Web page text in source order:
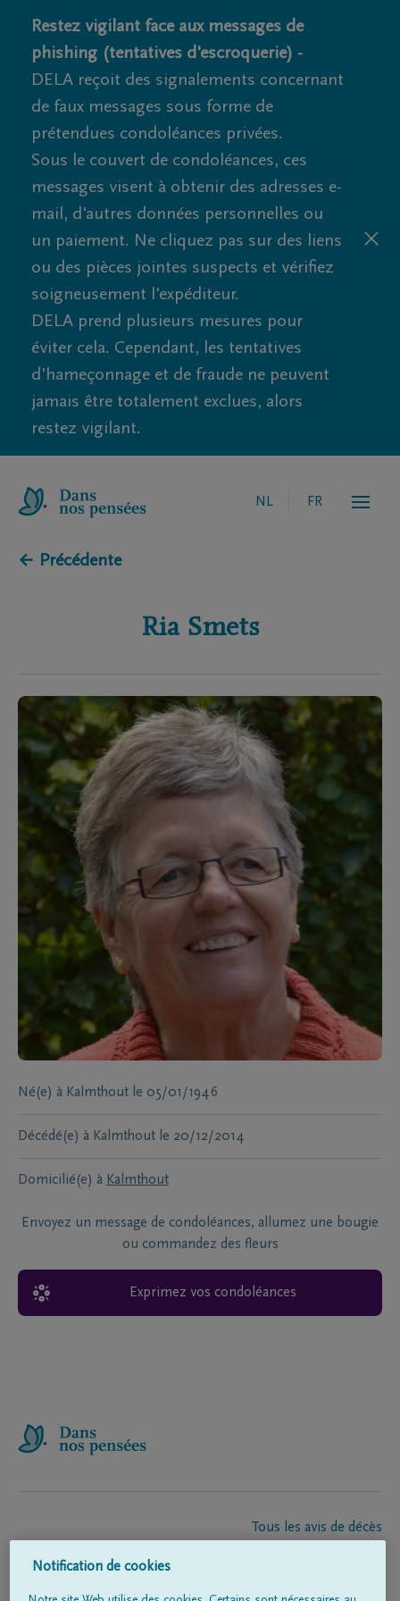
Restez vigilant face aux messages de
phishing (tentatives d'escroquerie) -
DELA reçoit des signalements concernant
de faux messages sous forme de
prétendues condoléances privées.
Sous le couvert de condoléances, ces
messages visent à obtenir des adresses e-
mail, d'autres données personnelles ou
un paiement. Ne cliquez pas sur des liens
ou des pièces jointes suspects et vérifiez
soigneusement l'expéditeur.
DELA prend plusieurs mesures pour
éviter cela. Cependant, les tentatives
d'hameçonnage et de fraude ne peuvent
jamais être totalement exclues, alors
restez vigilant.
NL FR
← Précédente
Ria Smets
Né(e) à Kalmthout le 05/01/1946
Décédé(e) à Kalmthout le 20/12/2014
Domicilié(e) à Kalmthout
Envoyez un message de condoléances, allumez une bougie
ou commandez des fleurs
Exprimez vos condoléances
Tous les avis de décès
Entrepreneur de pompes funèbres
Notification de cookies